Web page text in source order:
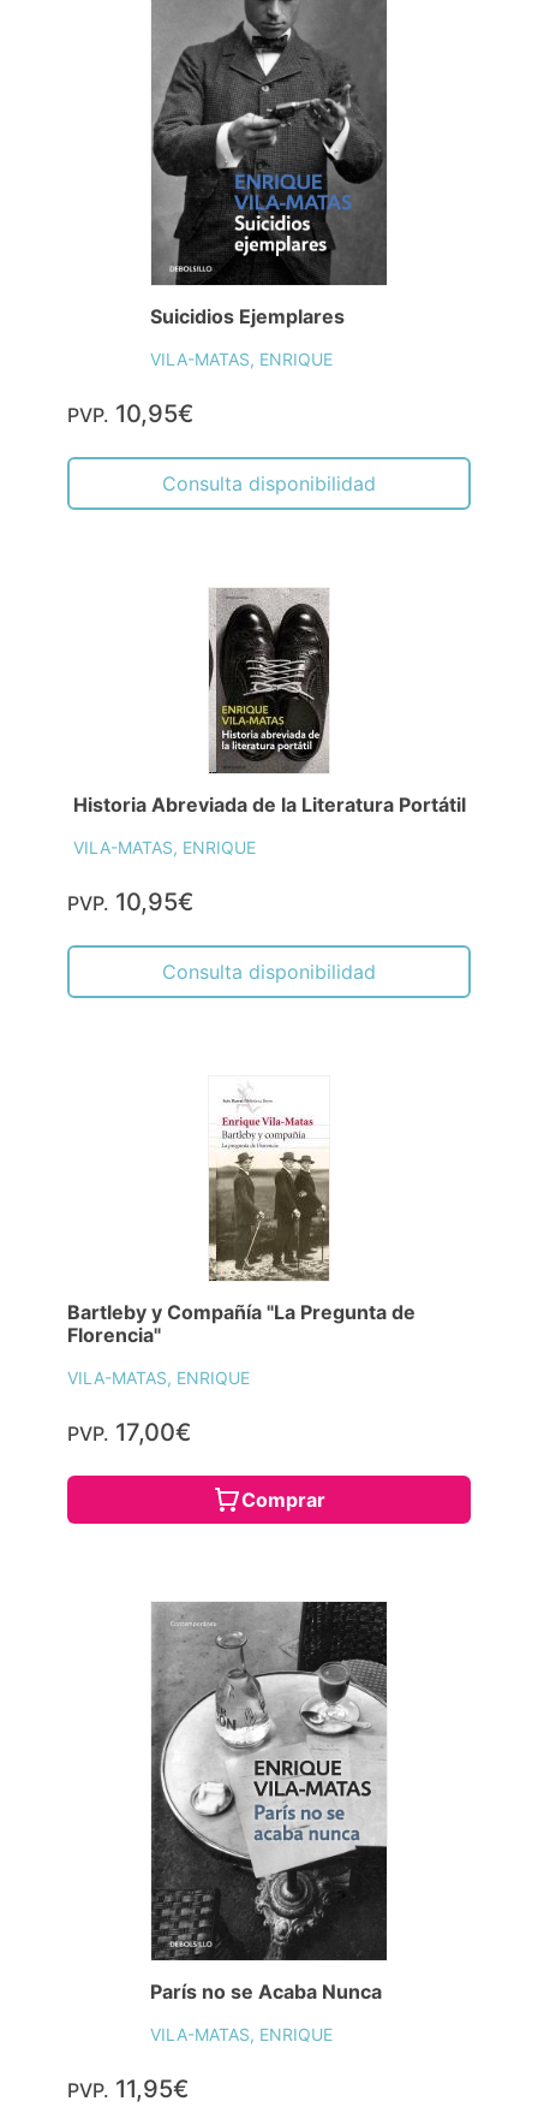
Suicidios Ejemplares
VILA-MATAS, ENRIQUE
PVP. 10,95€
Consulta disponibilidad
Historia Abreviada de la Literatura Portátil
VILA-MATAS, ENRIQUE
PVP. 10,95€
Consulta disponibilidad
Bartleby y Compañía "La Pregunta de
Florencia"
VILA-MATAS, ENRIQUE
PVP. 17,00€
Comprar
París no se Acaba Nunca
VILA-MATAS, ENRIQUE
PVP. 11,95€